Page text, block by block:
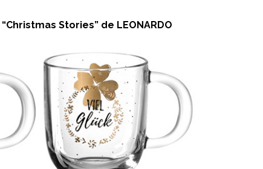
“Christmas Stories”de LEONARDO